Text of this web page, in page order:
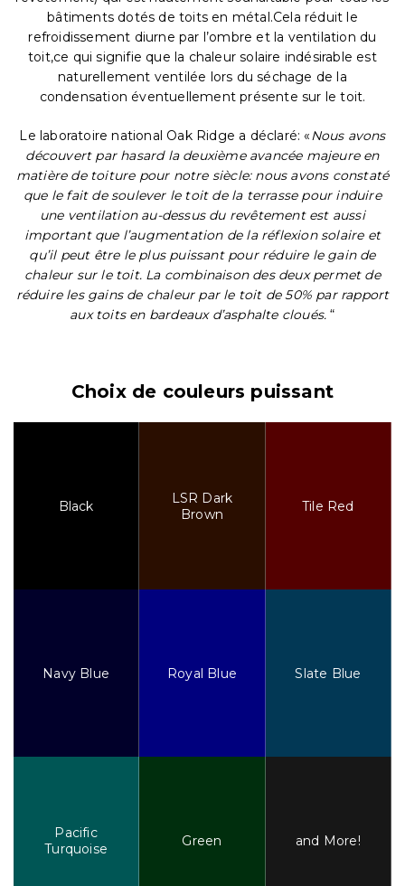
bâtiments dotés de toits en métal.Cela réduit le
refroidissement diurne par l’ombre et la ventilation du
toit,ce qui signifie que la chaleur solaire indésirable est
naturellement ventilée lors du séchage de la
condensation éventuellement présente sur le toit.
Le laboratoire national Oak Ridge a déclaré: « Nous avons
découvert par hasard la deuxième avancée majeure en
matière de toiture pour notre siècle: nous avons constaté
que le fait de soulever le toit de la terrasse pour induire
une ventilation au-dessus du revêtement est aussi
important que l’augmentation de la réflexion solaire et
qu’il peut être le plus puissant pour réduire le gain de
chaleur sur le toit. La combinaison des deux permet de
réduire les gains de chaleur par le toit de 50% par rapport
aux toits en bardeaux d’asphalte cloués. “
Choix de couleurs puissant
Black
LSR Dark
Brown
Tile Red
Navy Blue Royal Blue Slate Blue
Pacific
Turquoise
Green and More!